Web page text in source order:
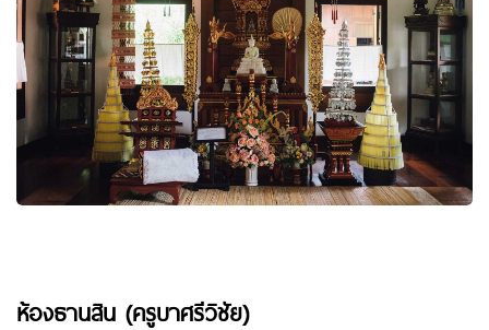
ห้องธานสิน (ครูบาศรีวิชัย)